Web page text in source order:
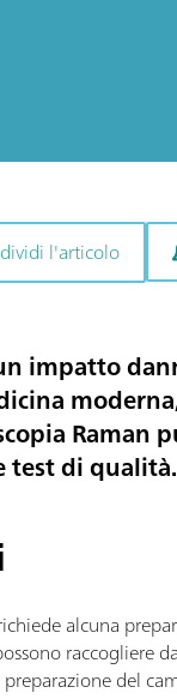
l'articolo
impatto
Raman
test di qualità.
alcuna
raccogliere
del